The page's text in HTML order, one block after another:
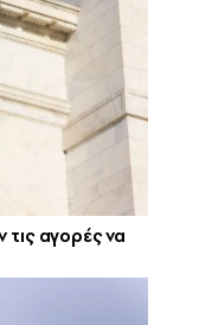
τις αγορές να